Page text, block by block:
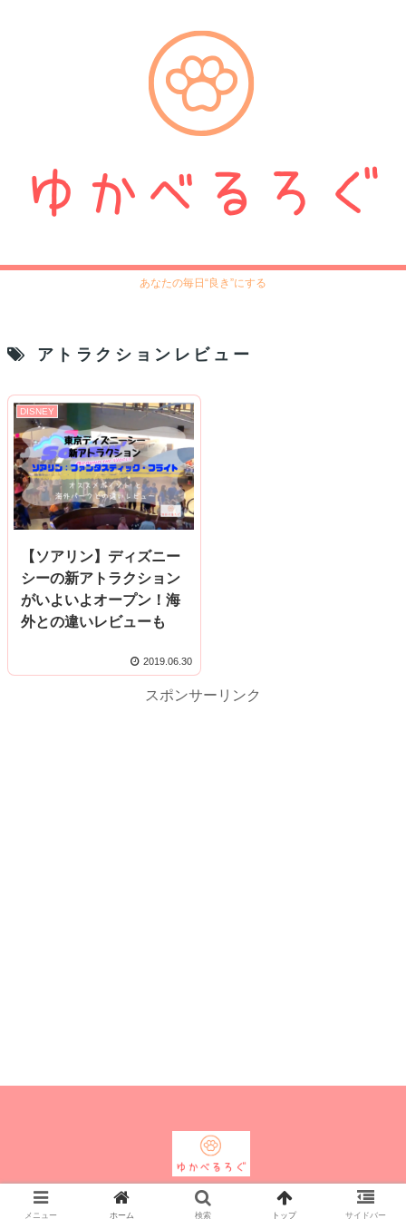
あなたの毎日“良き”にする
アトラクションレビュー
DISNEY
【ソアリン】ディズニー
シーの新アトラクション
がいよいよオープン！海
外との違いレビューも
2019.06.30
スポンサーリンク
© 2019 ゆかべるろぐ.
メニュー ホーム 検索 トップ サイドバー